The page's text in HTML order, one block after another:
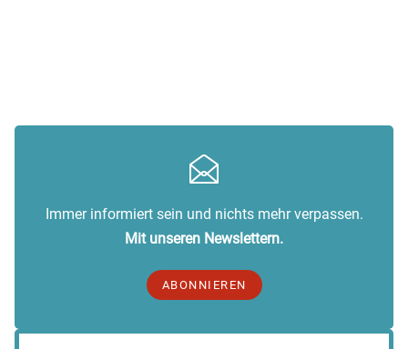
Immer informiert sein und nichts mehr verpassen.
Mit unseren Newslettern.
ABONNIEREN